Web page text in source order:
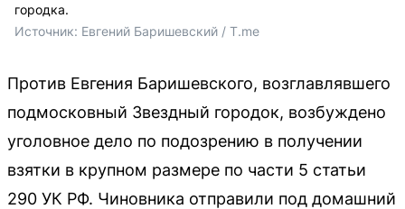
городка.
Источник: Евгений Баришевский / T.me
Против Евгения Баришевского, возглавлявшего
подмосковный Звездный городок, возбуждено
уголовное дело по подозрению в получении
взятки в крупном размере по части 5 статьи
290 УК РФ. Чиновника отправили под домашний